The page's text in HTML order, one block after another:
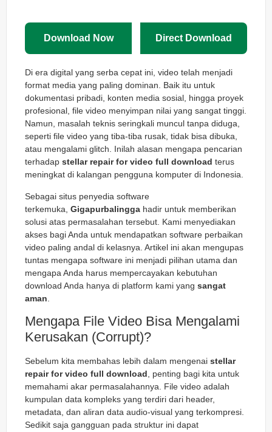
Download Now Direct Download
Di era digital yang serba cepat ini, video telah menjadi
format media yang paling dominan. Baik itu untuk
dokumentasi pribadi, konten media sosial, hingga proyek
profesional, file video menyimpan nilai yang sangat tinggi.
Namun, masalah teknis seringkali muncul tanpa diduga,
seperti file video yang tiba-tiba rusak, tidak bisa dibuka,
atau mengalami glitch. Inilah alasan mengapa pencarian
terhadap stellar repair for video full download terus
meningkat di kalangan pengguna komputer di Indonesia.
Sebagai situs penyedia software
terkemuka, Gigapurbalingga hadir untuk memberikan
solusi atas permasalahan tersebut. Kami menyediakan
akses bagi Anda untuk mendapatkan software perbaikan
video paling andal di kelasnya. Artikel ini akan mengupas
tuntas mengapa software ini menjadi pilihan utama dan
mengapa Anda harus mempercayakan kebutuhan
download Anda hanya di platform kami yang sangat
aman
Mengapa File Video Bisa Mengalami
Kerusakan (Corrupt)?
Sebelum kita membahas lebih dalam mengenai stellar
repair for video full download , penting bagi kita untuk
memahami akar permasalahannya. File video adalah
kumpulan data kompleks yang terdiri dari header,
metadata, dan aliran data audio-visual yang terkompresi.
Sedikit saja gangguan pada struktur ini dapat